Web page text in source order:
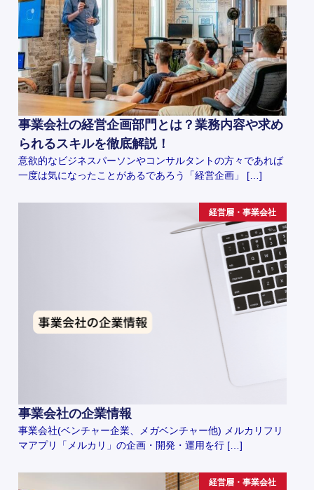
事業会社の経営企画部門とは？業務内容や求め
られるスキルを徹底解説！
意欲的なビジネスパーソンやコンサルタントの方々であれば
一度は気になったことがあるであろう「経営企画」 […]
経営層・事業会社
事業会社の企業情報
事業会社(ベンチャー企業、メガベンチャー他) メルカリフリ
マアプリ「メルカリ」の企画・開発・運用を行 […]
経営層・事業会社